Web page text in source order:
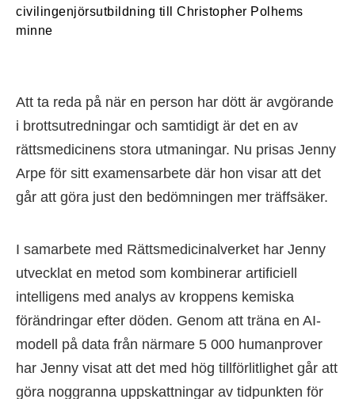
civilingenjörsutbildning till Christopher Polhems
minne
Att ta reda på när en person har dött är avgörande
i brottsutredningar och samtidigt är det en av
rättsmedicinens stora utmaningar. Nu prisas Jenny
Arpe för sitt examensarbete där hon visar att det
går att göra just den bedömningen mer träffsäker.
I samarbete med Rättsmedicinalverket har Jenny
utvecklat en metod som kombinerar artificiell
intelligens med analys av kroppens kemiska
förändringar efter döden. Genom att träna en AI-
modell på data från närmare 5 000 humanprover
har Jenny visat att det med hög tillförlitlighet går att
göra noggranna uppskattningar av tidpunkten för